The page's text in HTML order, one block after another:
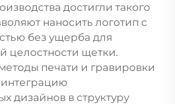
достигли такого
наносить логотип с
без ущерба для
целостности щетки.
печати и гравировки
дизайнов в структуру